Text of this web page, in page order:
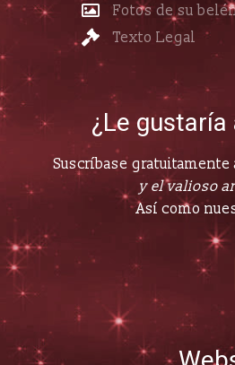
Fotos de su
Texto Legal
¿Le
Suscríbase
y el valioso
Así como